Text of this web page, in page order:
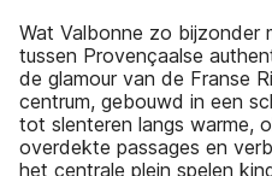
Wat Valbonne zo bijzonder
tussen Provençaalse
de glamour van de Franse
centrum, gebouwd in een
tot slenteren langs warme,
overdekte passages en
het centrale plein spelen